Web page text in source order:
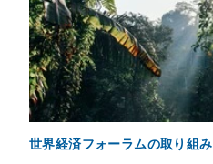
世界経済フォーラムの取り組み